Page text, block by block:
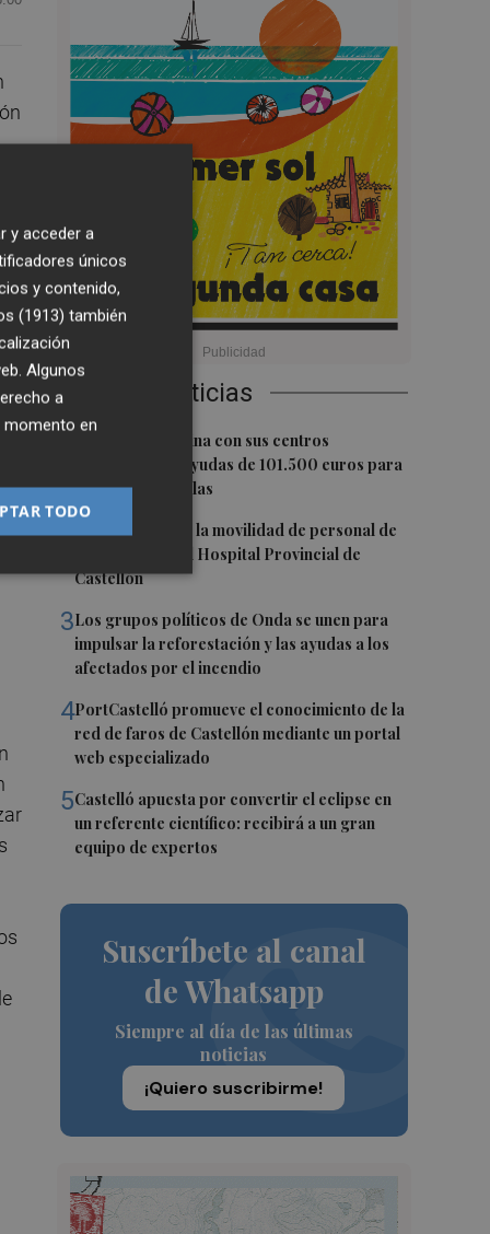
Últimas Noticias
Burriana coordina con sus centros
educativos las ayudas de 101.500 euros para
climatizar las aulas
2CCOO denuncia la movilidad de personal de
enfermería en el Hospital Provincial de
Castellón
3Los grupos políticos de Onda se unen para
impulsar la reforestación y las ayudas a los
afectados por el incendio
4PortCastelló promueve el conocimiento de la
red de faros de Castellón mediante un portal
web especializado
5Castelló apuesta por convertir el eclipse en
un referente científico: recibirá a un gran
equipo de expertos
Suscríbete al canal
de Whatsapp
Siempre al día de las últimas
noticias
¡Quiero suscribirme!
y acceder a
únicos
y contenido,
(1913) también
Algunos
a
momento en
TODO